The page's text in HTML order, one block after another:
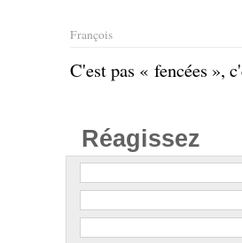
François
C'est pas « fencées »,
Réagissez